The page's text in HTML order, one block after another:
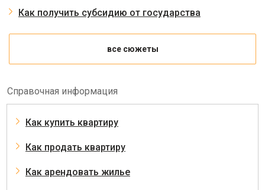
Как получить субсидию от государства
все сюжеты
Справочная информация
Как купить квартиру
Как продать квартиру
Как арендовать жилье